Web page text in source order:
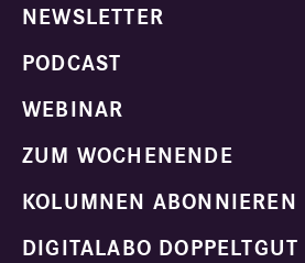
NEWSLETTER
PODCAST
WEBINAR
ZUM WOCHENENDE
KOLUMNEN ABONNIEREN
DIGITALABO DOPPELTGUT